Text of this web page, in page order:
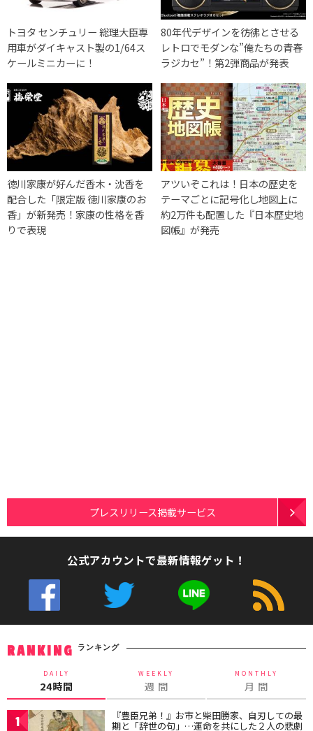
トヨタ センチュリー 総理大臣専
用車がダイキャスト製の1/64ス
ケールミニカーに！
80年代デザインを彷彿とさせる
レトロでモダンな”俺たちの青春
ラジカセ”！第2弾商品が発表
徳川家康が好んだ香木・沈香を
配合した「限定版 徳川家康のお
香」が新発売！家康の性格を香
りで表現
アツいぞこれは！日本の歴史を
テーマごとに記号化し地図上に
約2万件も配置した『日本歴史地
図帳』が発売
プレスリリース掲載サービス
公式アカウントで最新情報ゲット！
RANKING ランキング
DAILY
24時間
WEEKLY
週 間
MONTHLY
月 間
1 『豊臣兄弟！』お市と柴田勝家、自刃しての最
期と「辞世の句」…運命を共にした２人の悲劇